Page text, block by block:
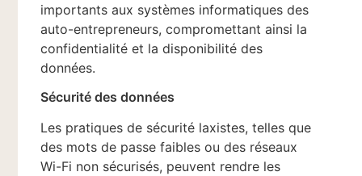
importants aux systèmes informatiques des
auto-entrepreneurs, compromettant ainsi la
confidentialité et la disponibilité des
données.
Sécurité des données
Les pratiques de sécurité laxistes, telles que
des mots de passe faibles ou des réseaux
Wi-Fi non sécurisés, peuvent rendre les